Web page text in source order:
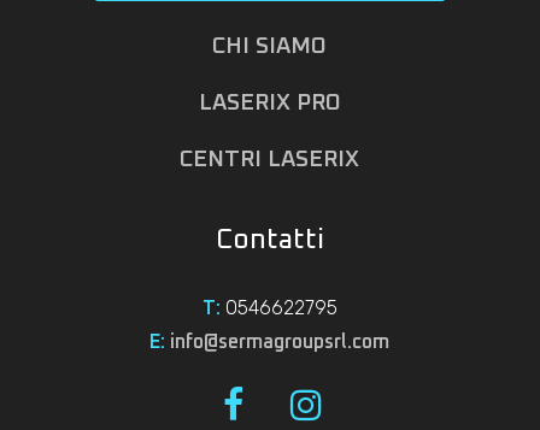
CHI SIAMO
LASERIX PRO
CENTRI LASERIX
Contatti
T: 0546622795
E: info@sermagroupsrl.com